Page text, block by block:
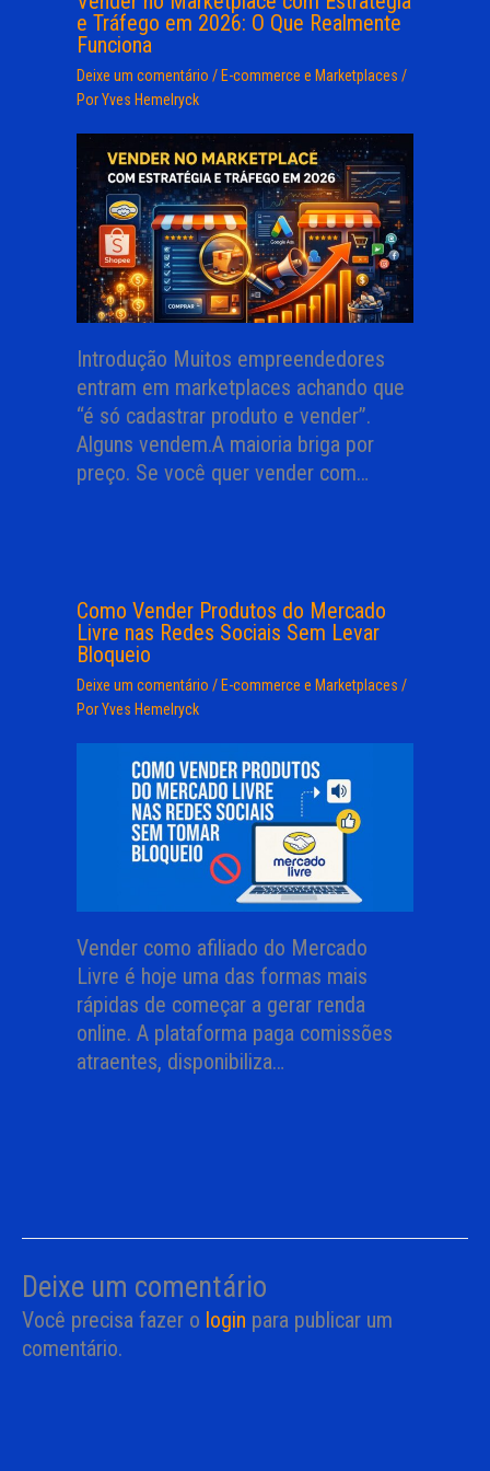
e Tráfego em 2026: O Que Realmente
Funciona
Deixe um comentário / E-commerce e Marketplaces /
PorYves Hemelryck
Introdução Muitos empreendedores
entram em marketplaces achando que
“é só cadastrar produto e vender”.
Alguns vendem.A maioria briga por
preço. Se você quer vender com…
Como Vender Produtos do Mercado
Livre nas Redes Sociais Sem Levar
Bloqueio
Deixe um comentário / E-commerce e Marketplaces /
PorYves Hemelryck
Vender como afiliado do Mercado
Livre é hoje uma das formas mais
rápidas de começar a gerar renda
online. A plataforma paga comissões
atraentes, disponibiliza…
Deixe um comentário
Você precisa fazer o login para publicar um
comentário.